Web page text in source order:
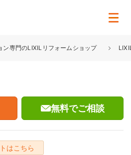
ン専門のLIXILリフォームショップ
無料でご相談
はこちら